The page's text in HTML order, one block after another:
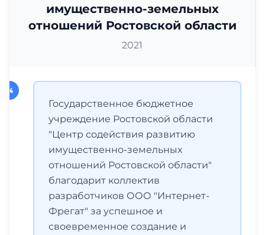
имущественно-земельных
отношений Ростовской области
2021
Государственное бюджетное
учреждение Ростовской области
"Центр содействия развитию
имущественно-земельных
отношений Ростовской области"
благодарит коллектив
разработчиков ООО "Интернет-
Фрегат" за успешное и
своевременное создание и